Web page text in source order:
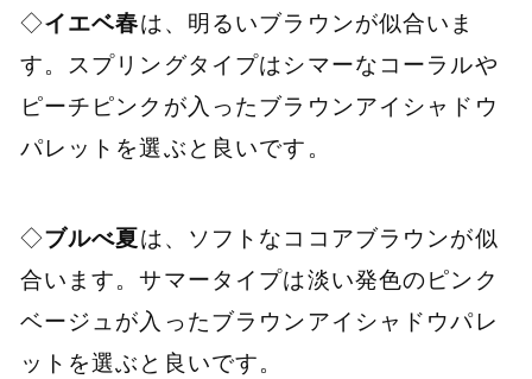
◇イエベ春は、明るいブラウンが似合いま
す。スプリングタイプはシマーなコーラルや
ピーチピンクが入ったブラウンアイシャドウ
パレットを選ぶと良いです。
◇ブルべ夏は、ソフトなココアブラウンが似
合います。サマータイプは淡い発色のピンク
ベージュが入ったブラウンアイシャドウパレ
ットを選ぶと良いです。